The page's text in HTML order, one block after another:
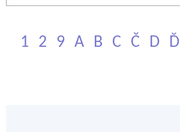
1 2 9 A B C Č D Ď